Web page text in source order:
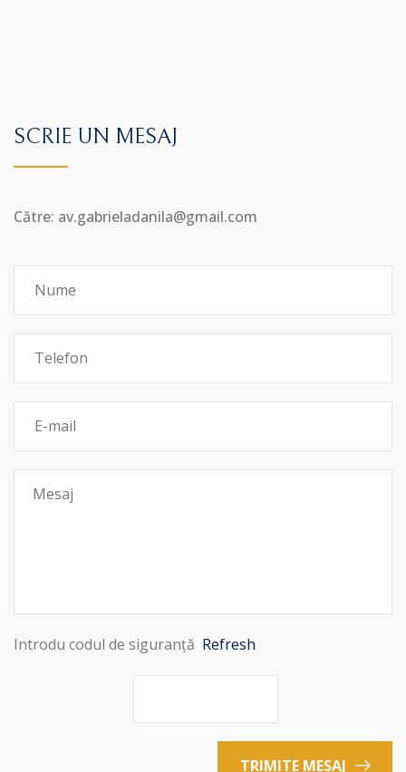
SCRIE UN MESAJ
Către: av.gabrieladanila@gmail.com
Introdu codul de siguranță Refresh
TRIMITE MESAJ